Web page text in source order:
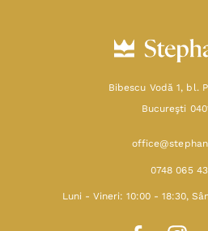
Bibescu Vodă 1, bl.
Bucureşti
0748 065
Luni - Vineri: 10:00 - 18:30,